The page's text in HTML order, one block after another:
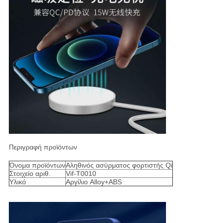
Περιγραφή προϊόντων
Όνομα προϊόντωνΑληθινός ασύρματος φορτιστής Qi
Στοιχείο αριθ.
Vif-T0010
Υλικό
Αργίλιο Alloy+ABS